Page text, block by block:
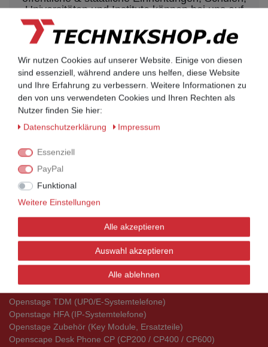
Universitäten und Institute können bei uns auf
Nehmen Sie dazu einfach telefonisch oder per
Email Kontakt mit uns auf.
UNIFY Mobilteile
UNIFY Mobilteile
Telefonkabel / Zubehör
Aktionsware
Aktionsware
UNIFY Telefone
Openscape Serie
Openstage TDM (UP0/E-Systemtelefone)
Openstage HFA (IP-Systemtelefone)
Openstage Zubehör (Key Module, Ersatzteile)
Openscape Desk Phone CP (CP200 / CP400 / CP600)
Wir nutzen Cookies auf unserer Website. Einige von diesen
sind essenziell, während andere uns helfen, diese Website
und Ihre Erfahrung zu verbessern. Weitere Informationen zu
den von uns verwendeten Cookies und Ihren Rechten als
Nutzer finden Sie hier:
Daten­schutz­erklärung
Impressum
Essenziell
PayPal
Funktional
Weitere Einstellungen
Alle akzeptieren
Auswahl akzeptieren
Alle ablehnen